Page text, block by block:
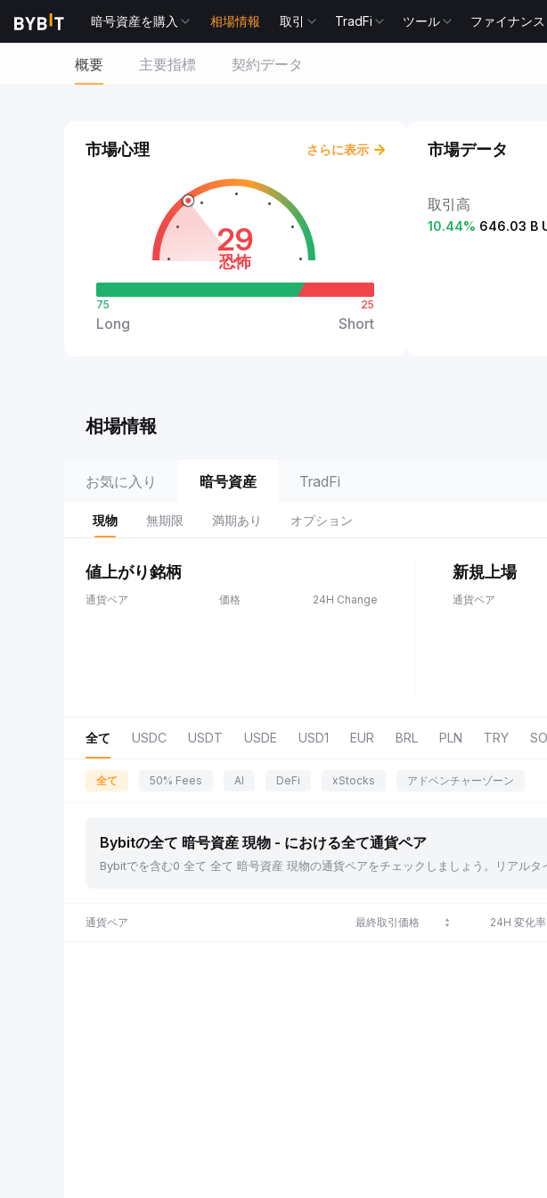
暗号資産を購入 相場情報 取引 TradFi ツール ファイナンス
概要 主要指標 契約データ
市場心理 さらに表示
29
恐怖
75
Long
25
Short
市場データ
取引高
10.44% 646.03 B
相場情報
お気に入り 暗号資産 TradFi
現物 無期限 満期あり オプション
値上がり銘柄
通貨ペア 価格 24H Change
新規上場
通貨ペア
全て USDC USDT USDE USD1 EUR BRL PLN TRY
全て 50% Fees AI DeFi xStocks アドベンチャーゾーン
Bybitの全て 暗号資産 現物 - における全て通貨ペア
Bybitでを含む0 全て 全て 暗号資産 現物の通貨ペアをチェックしましょう。リアル
通貨ペア 最終取引価格 24H 変化